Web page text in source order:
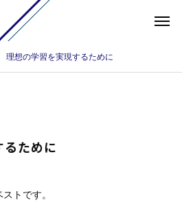
理想の学習を実現するために
ために
トです。